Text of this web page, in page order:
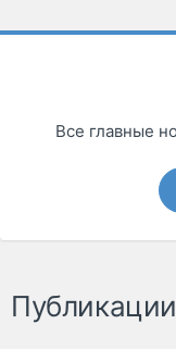
Все главные